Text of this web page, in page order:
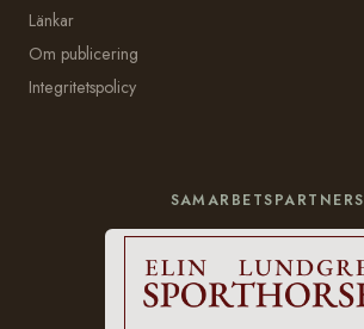
Länkar
Om publicering
Integritetspolicy
SAMARBETSPARTNERS